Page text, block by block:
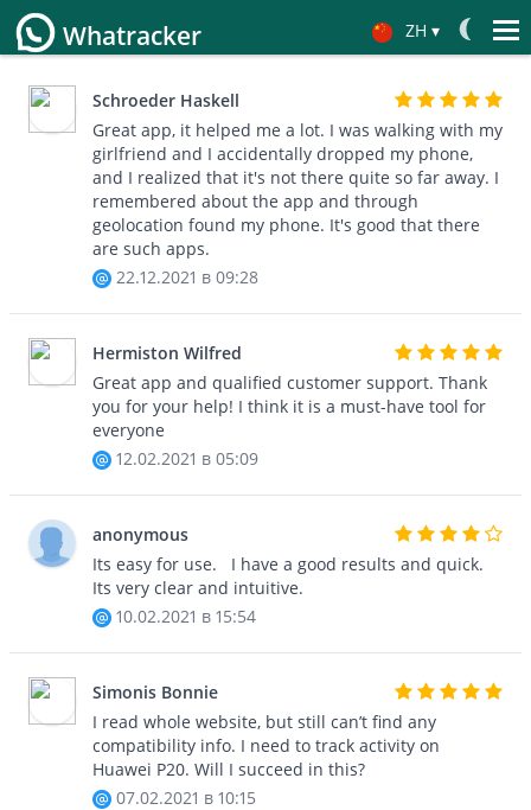
Whatracker ZH ▾
Français
Deutsch
English
Italiano
Schroeder Haskell
Great app, it helped me a lot. I was walking with my
girlfriend and I accidentally dropped my phone,
and I realized that it's not there quite so far away. I
remembered about the app and through
geolocation found my phone. It's good that there
are such apps.
22.12.2021 в 09:28
Hermiston Wilfred
Great app and qualified customer support. Thank
you for your help! I think it is a must-have tool for
everyone
12.02.2021 в 05:09
anonymous
Its easy for use. I have a good results and quick.
Its very clear and intuitive.
10.02.2021 в 15:54
Simonis Bonnie
I read whole website, but still can’t find any
compatibility info. I need to track activity on
Huawei P20. Will I succeed in this?
07.02.2021 в 10:15